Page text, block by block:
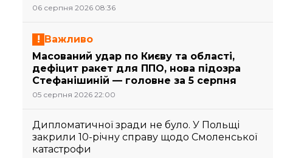
06 серпня 2026 08:36
Важливо
Масований удар по Києву та області,
дефіцит ракет для ППО, нова підозра
Стефанішиній — головне за 5 серпня
05 серпня 2026 22:00
Дипломатичної зради не було. У Польщі
закрили 10-річну справу щодо Смоленської
катастрофи